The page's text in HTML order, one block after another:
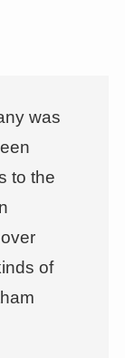
was
to the
of